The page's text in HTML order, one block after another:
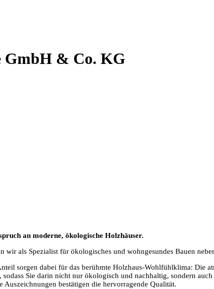
GmbH & Co. KG
an moderne, ökologische Holzhäuser.
wir als Spezialist für ökologisches und wohngesundes Bauen
sorgen dabei für das berühmte Holzhaus-Wohlfühlklima: Die
Sie darin nicht nur ökologisch und nachhaltig, sondern
bestätigen die hervorragende Qualität.